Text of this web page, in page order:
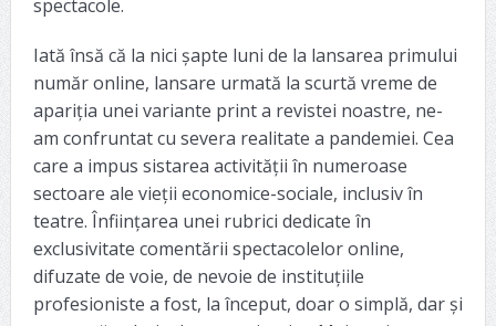
spectacole.
Iată însă că la nici șapte luni de la lansarea primului
număr online, lansare urmată la scurtă vreme de
apariția unei variante print a revistei noastre, ne-
am confruntat cu severa realitate a pandemiei. Cea
care a impus sistarea activității în numeroase
sectoare ale vieții economice-sociale, inclusiv în
teatre. Înființarea unei rubrici dedicate în
exclusivitate comentării spectacolelor online,
difuzate de voie, de nevoie de instituțiile
profesioniste a fost, la început, doar o simplă, dar și